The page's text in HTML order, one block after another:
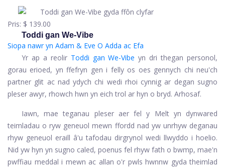
Pris: $ 139.00
Toddi gan We-Vibe
Siopa nawr yn Adam & Eve O Adda ac Efa
Yr ap a reolir Toddi gan We-Vibe yn dri thegan personol,
gorau erioed, yn ffefryn gen i felly os oes gennych chi neu'ch
partner glit ac nad ydych chi wedi rhoi cynnig ar degan sugno
pleser awyr, rhowch hwn yn eich trol ar hyn o bryd. Arhosaf.
Iawn, mae teganau pleser aer fel y Melt yn dynwared
teimladau o ryw geneuol mewn ffordd nad yw unrhyw deganau
rhyw geneuol eraill â'u tafodau dirgrynol wedi llwyddo i hoelio.
Nid yw hyn yn sugno caled, poenus fel rhyw fath o bwmp, mae'n
pwffiau meddal i mewn ac allan o'r pwls hwnnw gyda theimlad